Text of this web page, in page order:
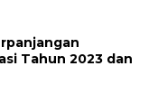
Tahun 2023 dan